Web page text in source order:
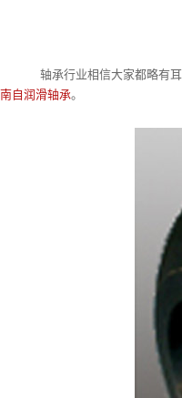
业相信大家都略有耳闻，这
自润滑轴承。